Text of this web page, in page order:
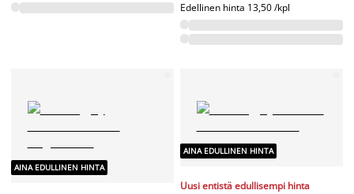
Edellinen hinta 13,50 /kpl
AINA EDULLINEN HINTA
AINA EDULLINEN HINTA
Uusi entistä edullisempi hinta